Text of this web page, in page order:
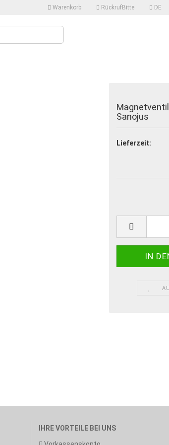
Warenkorb RückrufBitte DE
Sprache auswählen
Konto erstellen
Sanojus
Lieferzeit:
IHRE VORTEILE BEI UNS